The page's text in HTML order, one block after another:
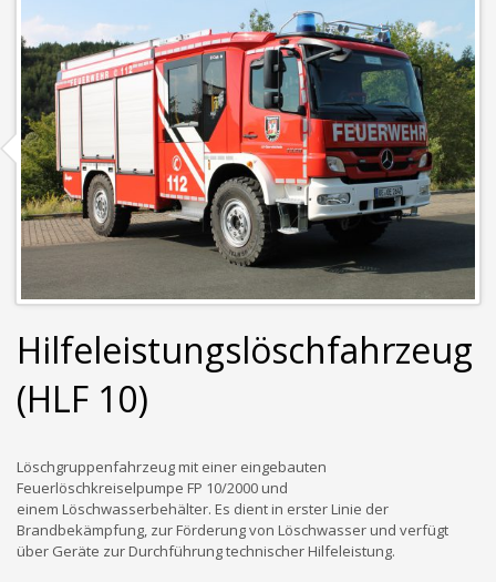
Hilfeleistungslöschfahrzeug
(HLF 10)
Löschgruppenfahrzeug mit einer eingebauten
Feuerlöschkreiselpumpe FP 10/2000 und
einem Löschwasserbehälter. Es dient in erster Linie der
Brandbekämpfung, zur Förderung von Löschwasser und verfügt
über Geräte zur Durchführung technischer Hilfeleistung.